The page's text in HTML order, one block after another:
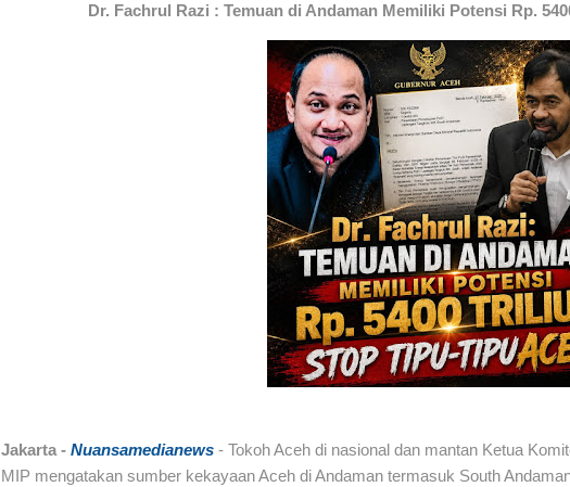
Dr. Fachrul Razi : Temuan di Andaman Memiliki Potensi Rp.
Jakarta - Nuansamedianews - Tokoh Aceh di nasional dan mantan Ketua
MIP mengatakan sumber kekayaan Aceh di Andaman termasuk South